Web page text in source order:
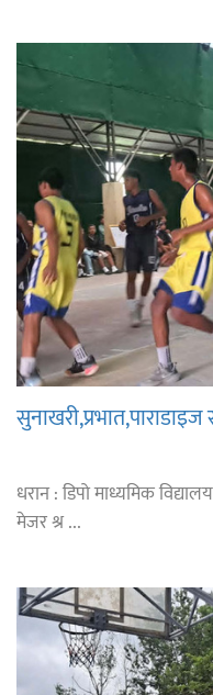
धरान : डिपो माध्यमिक
मेजर श्र ...